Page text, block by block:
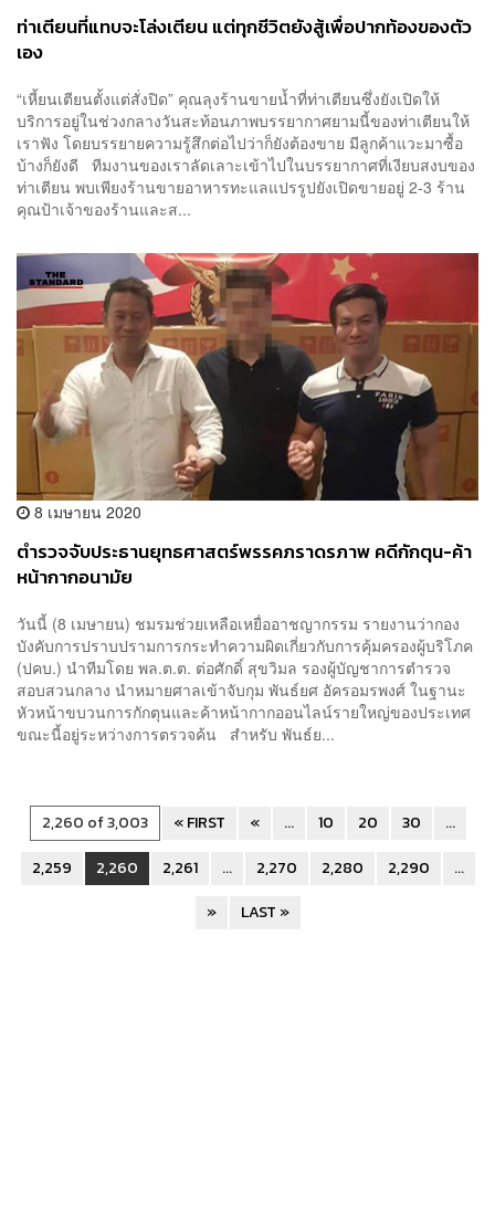
ท่าเตียนที่แทบจะโล่งเตียน แต่ทุกชีวิตยังสู้เพื่อปากท้องของตัว
เอง
“เหี้ยนเตียนตั้งแต่สั่งปิด” คุณลุงร้านขายน้ำที่ท่าเตียนซึ่งยังเปิดให้
บริการอยู่ในช่วงกลางวันสะท้อนภาพบรรยากาศยามนี้ของท่าเตียนให้
เราฟัง โดยบรรยายความรู้สึกต่อไปว่าก็ยังต้องขาย มีลูกค้าแวะมาซื้อ
บ้างก็ยังดี ทีมงานของเราลัดเลาะเข้าไปในบรรยากาศที่เงียบสงบของ
ท่าเตียน พบเพียงร้านขายอาหารทะแลแปรรูปยังเปิดขายอยู่ 2-3 ร้าน
คุณป้าเจ้าของร้านและส...
8 เมษายน 2020
ตำรวจจับประธานยุทธศาสตร์พรรคภราดรภาพ คดีกักตุน-ค้า
หน้ากากอนามัย
วันนี้ (8 เมษายน) ชมรมช่วยเหลือเหยื่ออาชญากรรม รายงานว่ากอง
บังคับการปราบปรามการกระทำความผิดเกี่ยวกับการคุ้มครองผู้บริโภค
(ปคบ.) นำทีมโดย พล.ต.ต. ต่อศักดิ์ สุขวิมล รองผู้บัญชาการตำรวจ
สอบสวนกลาง นำหมายศาลเข้าจับกุม พันธ์ยศ อัครอมรพงศ์ ในฐานะ
หัวหน้าขบวนการกักตุนและค้าหน้ากากออนไลน์รายใหญ่ของประเทศ
ขณะนี้อยู่ระหว่างการตรวจค้น สำหรับ พันธ์ย...
2,260 of 3,003 « FIRST « ... 10 20 30
...
2,259
2,260 2,261 ... 2,270 2,280 2,290
...
»
LAST »